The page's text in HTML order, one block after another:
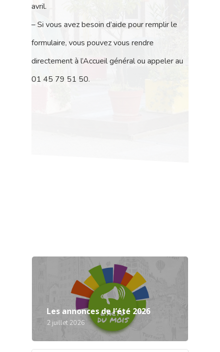
avril.
– Si vous avez besoin d’aide pour remplir le
formulaire, vous pouvez vous rendre
directement à l’Accueil général ou appeler au
01 45 79 51 50.
Les annonces de l’été 2026
2 juillet 2026